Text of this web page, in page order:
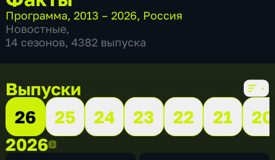
Программа,2013 – 2026, Россия
Новостные,
14 сезонов, 4382 выпуска
Выпуски
26
25 24 23 22 21
20
20262026